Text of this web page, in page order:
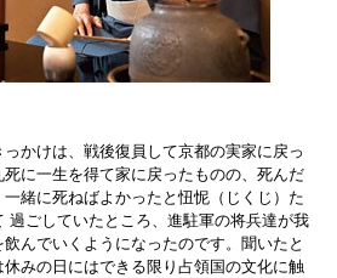
かけは、戦後復員して京都の実家に戻っ
に一生を得て家に戻ったものの、死んだ
緒に死ねばよかったと忸怩（じくじ）た
過ごしていたところ、進駐軍の将兵達が我
んでいくようになったのです。聞いたと
みの日にはできる限り占領国の文化に触